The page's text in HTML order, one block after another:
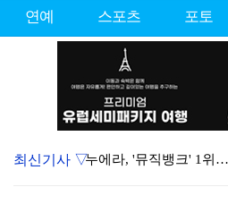
연예 스포츠 포토
최신기사 ▽